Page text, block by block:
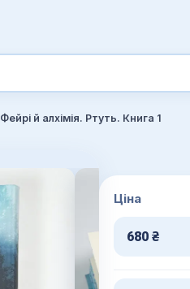
Фейрі й алхімія. Ртуть. Книга 1
Ціна
680 ₴